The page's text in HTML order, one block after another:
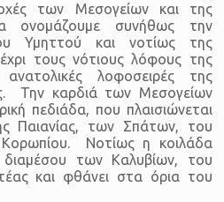
των Μεσογείων και της
ονομάζουμε συνήθως την
Υμηττού και νοτίως της
τους νότιους λόφους της
λοφοσειρές της
Την καρδιά των Μεσογείων
πεδιάδα, που πλαισιώνεται
Παιανίας, των Σπάτων, του
Νοτίως η κοιλάδα
διαμέσου των Καλυβίων, του
και φθάνει στα όρια του